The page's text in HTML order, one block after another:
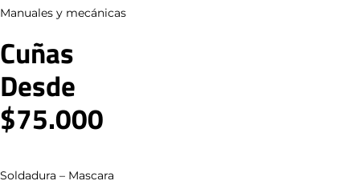
Manuales y mecánicas
Cuñas
Desde
$75.000​
Soldadura – Mascara